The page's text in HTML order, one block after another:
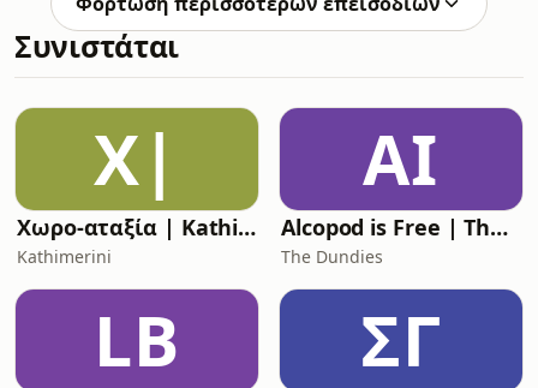
Εκείνη χωρισμένη, εκείνος παντ
τοξικότητα και μοιράζεται αυτή την
εμπειρία της με τη Μαρία. Στο
δεύτερο γράμμα, ένας ανεκπλήρωτος
επιστολές και ποιήματα. Ένα
φευγαλέο “γεια” σε ένα gay bar, μια
υποτυπώδης επικοινωνία μέσω
κοινωνικών
Συνιστάται
Χ|
Χωρο-αταξία | Kathimerini
Kathimerini
AI
Alcopod is Free | The (Greek) Eurovision Podcast
The Dundies
LB ΣΓ